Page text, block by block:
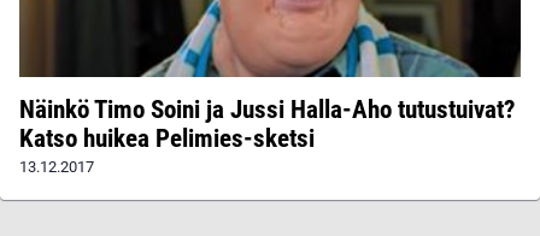
Näinkö Timo Soini ja Jussi Halla-Aho tutustuivat?
Katso huikea Pelimies-sketsi
13.12.2017